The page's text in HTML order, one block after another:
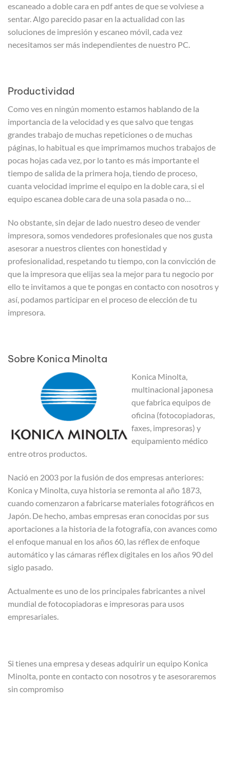
escaneado a doble cara en pdf antes de que se volviese a
sentar. Algo parecido pasar en la actualidad con las
soluciones de impresión y escaneo móvil, cada vez
necesitamos ser más independientes de nuestro PC.
Productividad
Como ves en ningún momento estamos hablando de la
importancia de la velocidad y es que salvo que tengas
grandes trabajo de muchas repeticiones o de muchas
páginas, lo habitual es que imprimamos muchos trabajos de
pocas hojas cada vez, por lo tanto es más importante el
tiempo de salida de la primera hoja, tiendo de proceso,
cuanta velocidad imprime el equipo en la doble cara, si el
equipo escanea doble cara de una sola pasada o no…
No obstante, sin dejar de lado nuestro deseo de vender
impresora, somos vendedores profesionales que nos gusta
asesorar a nuestros clientes con honestidad y
profesionalidad, respetando tu tiempo, con la convicción de
que la impresora que elijas sea la mejor para tu negocio por
ello te invitamos a que te pongas en contacto con nosotros y
así, podamos participar en el proceso de elección de tu
impresora.
Sobre Konica Minolta
Konica Minolta,
multinacional japonesa
que fabrica equipos de
oficina (fotocopiadoras,
faxes, impresoras) y
equipamiento médico
entre otros productos.
Nació en 2003 por la fusión de dos empresas anteriores:
Konica y Minolta, cuya historia se remonta al año 1873,
cuando comenzaron a fabricarse materiales fotográficos en
Japón. De hecho, ambas empresas eran conocidas por sus
aportaciones a la historia de la fotografía, con avances como
el enfoque manual en los años 60, las réflex de enfoque
automático y las cámaras réflex digitales en los años 90 del
siglo pasado.
Actualmente es uno de los principales fabricantes a nivel
mundial de fotocopiadoras e impresoras para usos
empresariales.
Si tienes una empresa y deseas adquirir un equipo Konica
Minolta, ponte en contacto con nosotros y te asesoraremos
sin compromiso